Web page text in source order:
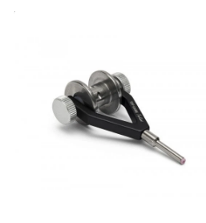
Knotter